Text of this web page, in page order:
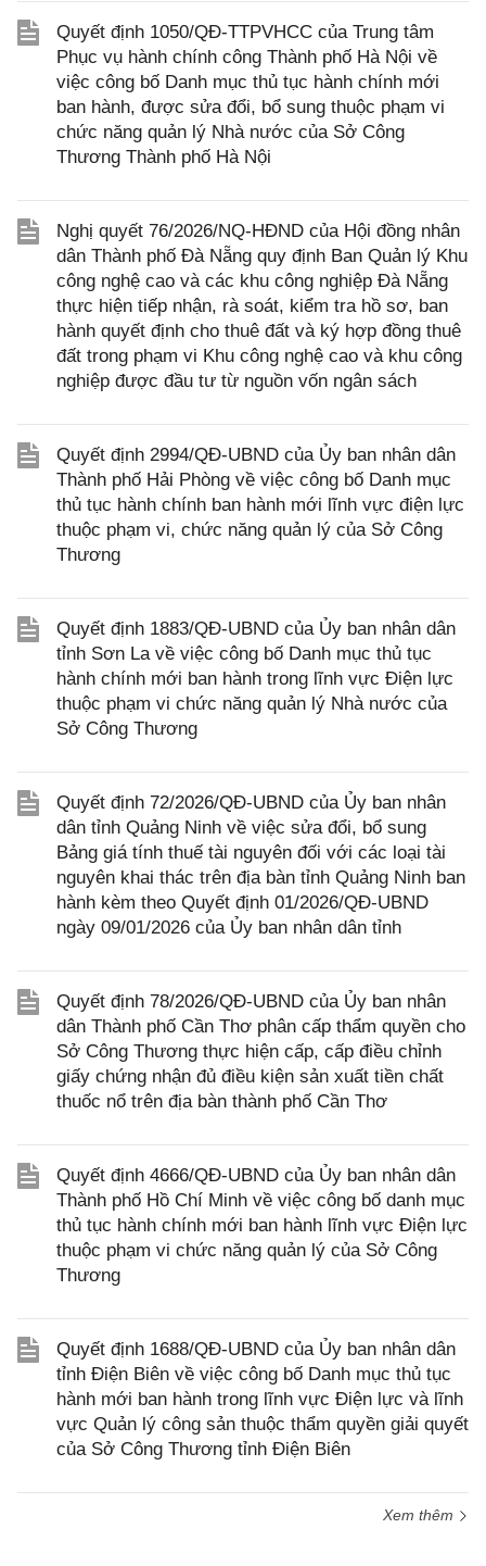
Quyết định 1050/QĐ-TTPVHCC của Trung tâm
Phục vụ hành chính công Thành phố Hà Nội về
việc công bố Danh mục thủ tục hành chính mới
ban hành, được sửa đổi, bổ sung thuộc phạm vi
chức năng quản lý Nhà nước của Sở Công
Thương Thành phố Hà Nội
Nghị quyết 76/2026/NQ-HĐND của Hội đồng nhân
dân Thành phố Đà Nẵng quy định Ban Quản lý Khu
công nghệ cao và các khu công nghiệp Đà Nẵng
thực hiện tiếp nhận, rà soát, kiểm tra hồ sơ, ban
hành quyết định cho thuê đất và ký hợp đồng thuê
đất trong phạm vi Khu công nghệ cao và khu công
nghiệp được đầu tư từ nguồn vốn ngân sách
Quyết định 2994/QĐ-UBND của Ủy ban nhân dân
Thành phố Hải Phòng về việc công bố Danh mục
thủ tục hành chính ban hành mới lĩnh vực điện lực
thuộc phạm vi, chức năng quản lý của Sở Công
Thương
Quyết định 1883/QĐ-UBND của Ủy ban nhân dân
tỉnh Sơn La về việc công bố Danh mục thủ tục
hành chính mới ban hành trong lĩnh vực Điện lực
thuộc phạm vi chức năng quản lý Nhà nước của
Sở Công Thương
Quyết định 72/2026/QĐ-UBND của Ủy ban nhân
dân tỉnh Quảng Ninh về việc sửa đổi, bổ sung
Bảng giá tính thuế tài nguyên đối với các loại tài
nguyên khai thác trên địa bàn tỉnh Quảng Ninh ban
hành kèm theo Quyết định 01/2026/QĐ-UBND
ngày 09/01/2026 của Ủy ban nhân dân tỉnh
Quyết định 78/2026/QĐ-UBND của Ủy ban nhân
dân Thành phố Cần Thơ phân cấp thẩm quyền cho
Sở Công Thương thực hiện cấp, cấp điều chỉnh
giấy chứng nhận đủ điều kiện sản xuất tiền chất
thuốc nổ trên địa bàn thành phố Cần Thơ
Quyết định 4666/QĐ-UBND của Ủy ban nhân dân
Thành phố Hồ Chí Minh về việc công bố danh mục
thủ tục hành chính mới ban hành lĩnh vực Điện lực
thuộc phạm vi chức năng quản lý của Sở Công
Thương
Quyết định 1688/QĐ-UBND của Ủy ban nhân dân
tỉnh Điện Biên về việc công bố Danh mục thủ tục
hành mới ban hành trong lĩnh vực Điện lực và lĩnh
vực Quản lý công sản thuộc thẩm quyền giải quyết
của Sở Công Thương tỉnh Điện Biên
Xem thêm